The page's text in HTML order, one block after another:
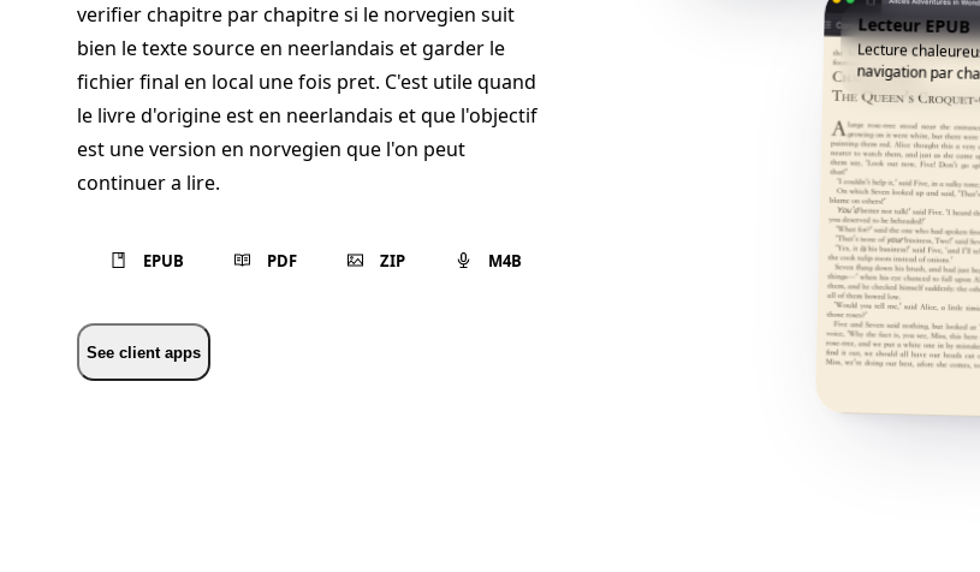
verifier chapitre par chapitre si le norvegien suit
bien le texte source en neerlandais et garder le
fichier final en local une fois pret. C'est utile quand
le livre d'origine est en neerlandais et que l'objectif
est une version en norvegien que l'on peut
continuer a lire.
EPUB PDF ZIP M4B
See client apps
Lecteur EPUB
Lecture
navigation par